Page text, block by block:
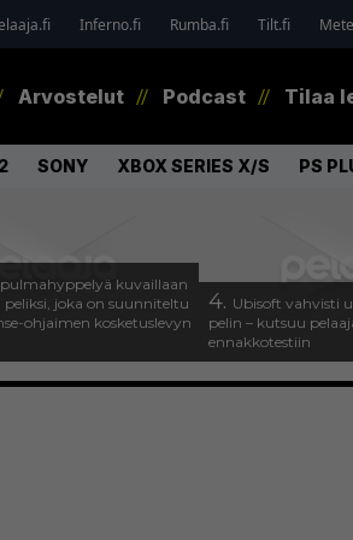
Inferno.fi Rumba.fi Tilt.fi
Arvostelut Podcast Tilaa
SONY XBOX SERIES X/S PS
kuvaillaan
peliksi, joka on suunniteltu
ohjaimen kosketuslevyn
4. Ubisoft vahvisti
pelin – kutsuu
ennakkotestiin